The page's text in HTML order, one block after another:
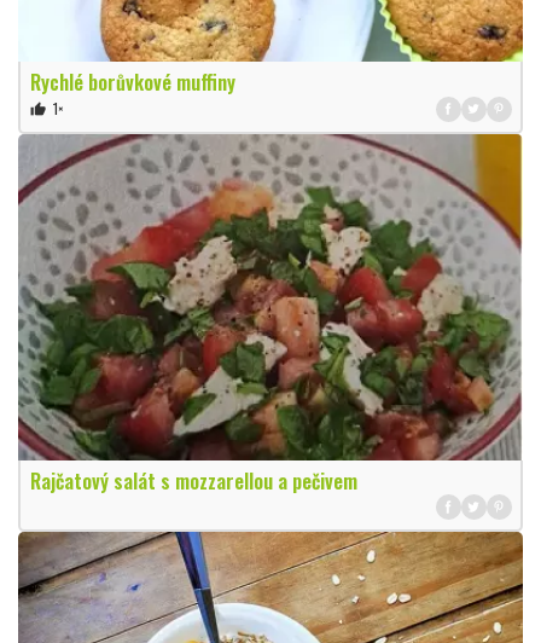
Rychlé borůvkové muffiny
thumb_up 1×
Rajčatový salát s mozzarellou a pečivem